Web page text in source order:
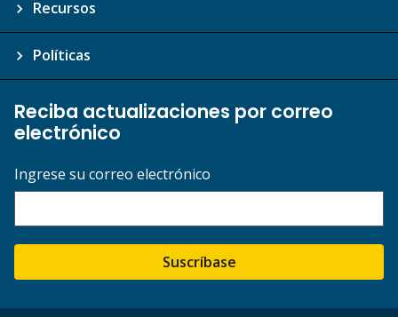
Recursos
Políticas
Reciba actualizaciones por correo
electrónico
Ingrese su correo electrónico
Suscríbase